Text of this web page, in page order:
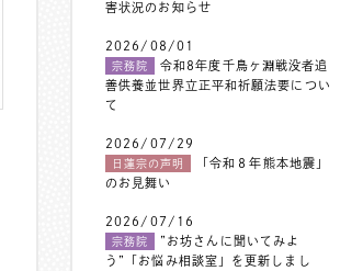
害状況のお知らせ
2026/08/01
宗務院
令和8年度千鳥ヶ淵戦没者追
善供養並世界立正平和祈願法要につい
て
2026/07/29
日蓮宗の声明
「令和８年熊本地震」
のお見舞い
2026/07/16
宗務院
”お坊さんに聞いてみよ
う”「お悩み相談室」を更新しまし